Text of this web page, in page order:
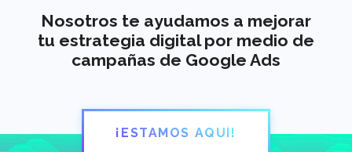
Nosotros te ayudamos a mejorar
tu estrategia digital por medio de
campañas de Google Ads
¡ESTAMOS AQUÍ!